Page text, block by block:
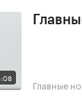
Главные